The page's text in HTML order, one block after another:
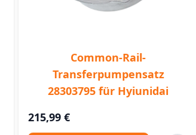
Common-Rail-
Transferpumpensatz
28303795 für Hyiunidai
215,99 €